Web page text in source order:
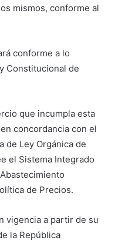
mismos, conforme al
conforme a lo
Constitucional de
que incumpla esta
concordancia con el
de Ley Orgánica de
el Sistema Integrado
de Precios.
vigencia a partir de su
la República